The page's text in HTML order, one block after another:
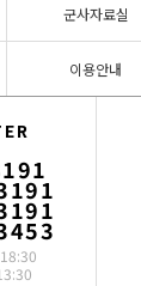
군사자료실
이용안내